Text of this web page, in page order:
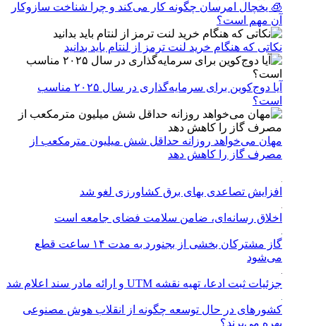
🧊 یخچال امرسان چگونه کار می‌کند و چرا شناخت سازوکار
آن مهم است؟
نکاتی که هنگام خرید لنت ترمز از لنتام باید بدانید
آیا دوج‌کوین برای سرمایه‌گذاری در سال ۲۰۲۵ مناسب
است؟
مهان می‌خواهد روزانه حداقل شش میلیون مترمکعب از
مصرف گاز را کاهش دهد
افزایش تصاعدی بهای برق کشاورزی لغو شد
اخلاق رسانه‌ای، ضامن سلامت فضای جامعه است
گاز مشترکان بخشی از بجنورد به مدت ۱۴ ساعت قطع
می‌شود
جزئیات ثبت ادعا، تهیه نقشه UTM و ارائه مادر سند اعلام شد
کشورهای در حال توسعه چگونه از انقلاب هوش مصنوعی
بهره می‌برند؟